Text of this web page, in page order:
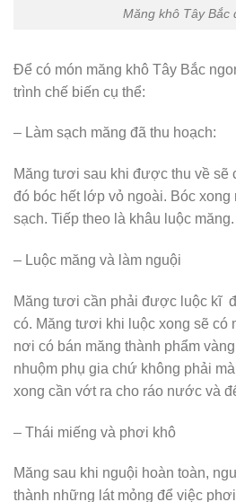
Măng khô Tây Bắc
Để có món măng khô Tây Bắc
trình chế biến cụ thể:
– Làm sạch măng đã thu hoạch:
Măng tươi sau khi được thu về sẽ
đó bóc hết lớp vỏ ngoài. Bóc
sạch. Tiếp theo là khâu luộc măng.
– Luộc măng và làm nguội
Măng tươi cần phải được luộc kĩ
có. Măng tươi khi luộc xong sẽ có
nơi có bán măng thành phẩm
nhuộm phụ gia chứ không phải
xong cần vớt ra cho ráo nước và
– Thái miếng và phơi khô
Măng sau khi nguội hoàn toàn,
thành những lát mỏng để việc